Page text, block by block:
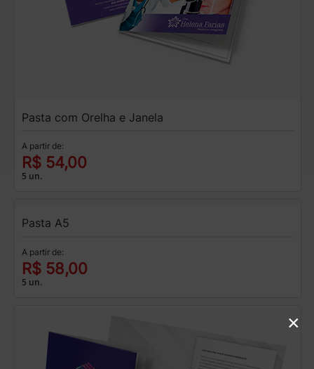
Pasta com Orelha e Janela
A partir de:
R$ 54,00
5 un.
Pasta A5
A partir de:
R$ 58,00
5 un.
×